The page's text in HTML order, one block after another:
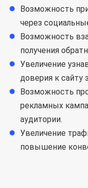
Возможность
через
Возможность
получения
Увеличение
доверия к сайту
Возможность
рекламных
аудитории.
Увеличение
повышение